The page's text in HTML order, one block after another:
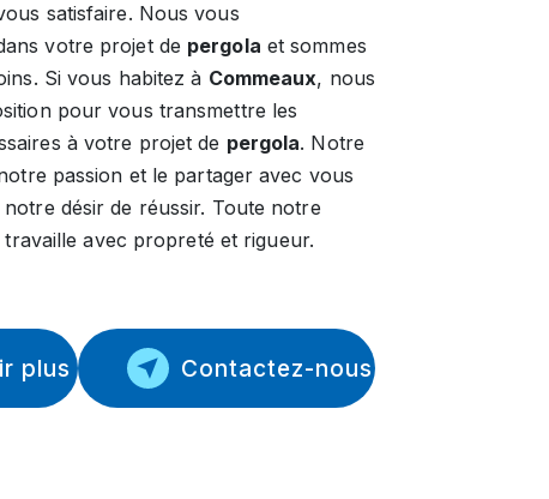
satisfaire. Nous vous
votre projet de pergola et sommes
Si vous habitez à Commeaux, nous
pour vous transmettre les
à votre projet de pergola. Notre
passion et le partager avec vous
désir de réussir. Toute notre
travaille avec propreté et rigueur.
plus Contactez-nous